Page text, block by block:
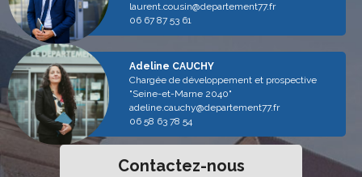
laurent.cousin@departement77.fr
06 67 87 53 61
Adeline CAUCHY
Chargée de développement et prospective
"Seine-et-Marne 2040"
adeline.cauchy@departement77.fr
06 58 63 78 54
Contactez-nous